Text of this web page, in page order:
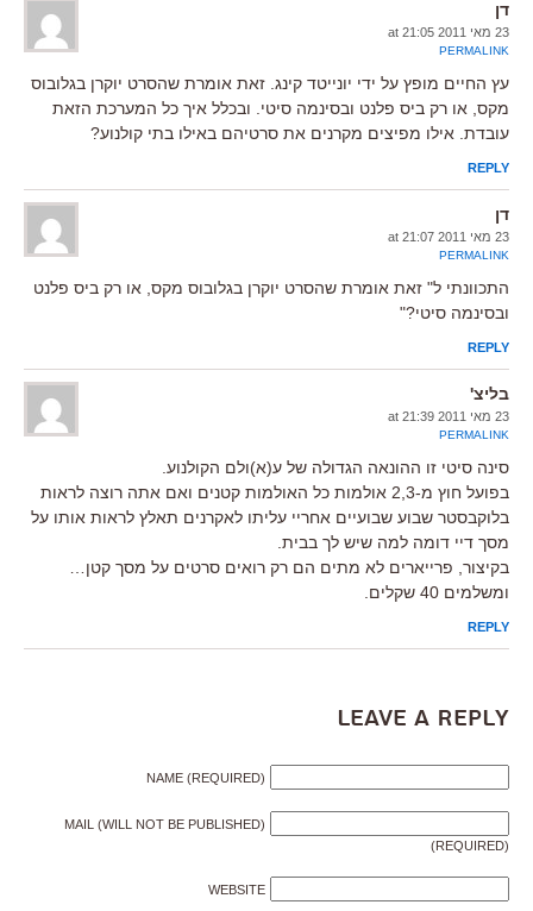
דן
23 מאי 2011 at 21:05
PERMALINK
עץ החיים מופץ על ידי יונייטד קינג. זאת אומרת שהסרט יוקרן בגלובוס
מקס, או רק ביס פלנט ובסינמה סיטי. ובכלל איך כל המערכת הזאת
עובדת. אילו מפיצים מקרנים את סרטיהם באילו בתי קולנוע?
REPLY
דן
23 מאי 2011 at 21:07
PERMALINK
התכוונתי ל" זאת אומרת שהסרט יוקרן בגלובוס מקס, או רק ביס פלנט
ובסינמה סיטי?"
REPLY
בליצ'
23 מאי 2011 at 21:39
PERMALINK
סינה סיטי זו ההונאה הגדולה של ע(א)ולם הקולנוע.
בפועל חוץ מ-2,3 אולמות כל האולמות קטנים ואם אתה רוצה לראות
בלוקבסטר שבוע שבועיים אחריי עליתו לאקרנים תאלץ לראות אותו על
מסך דיי דומה למה שיש לך בבית.
בקיצור, פרייארים לא מתים הם רק רואים סרטים על מסך קטן…
ומשלמים 40 שקלים.
REPLY
Leave a Reply
NAME (REQUIRED)
MAIL (WILL NOT BE PUBLISHED)
(REQUIRED)
WEBSITE